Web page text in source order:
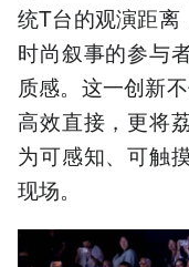
统T台的观演距离
时尚叙事的参与
质感。这一创新
高效直接，更将
为可感知、可触
现场。